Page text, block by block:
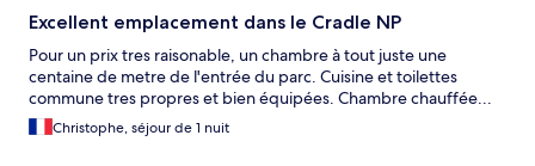
Excellent emplacement dans le Cradle NP
Pour un prix tres raisonable, un chambre à tout juste une
centaine de metre de l'entrée du parc. Cuisine et toilettes
commune tres propres et bien équipées. Chambre chauffée...
Christophe, séjour de 1 nuit